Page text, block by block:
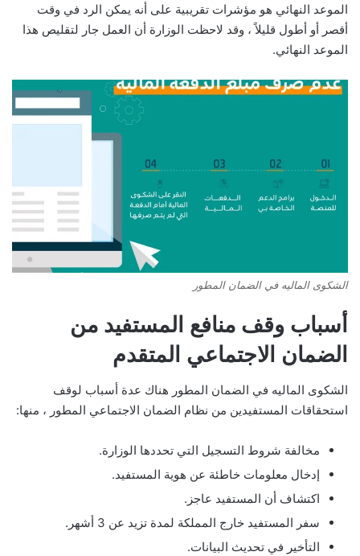
الموعد النهائي هو مؤشرات تقريبية على أنه يمكن الرد في وقت
أقصر أو أطول قليلاً ، وقد لاحظت الوزارة أن العمل جار لتقليص هذا
الموعد النهائي.
الشكوى الماليه في الضمان المطور
أسباب وقف منافع المستفيد من
الضمان الاجتماعي المتقدم
الشكوى الماليه في الضمان المطور هناك عدة أسباب لوقف
استحقاقات المستفيدين من نظام الضمان الاجتماعي المطور ، منها:
مخالفة شروط التسجيل التي تحددها الوزارة.
إدخال معلومات خاطئة عن هوية المستفيد.
اكتشاف أن المستفيد عاجز.
سفر المستفيد خارج المملكة لمدة تزيد عن 3 أشهر.
التأخير في تحديث البيانات.